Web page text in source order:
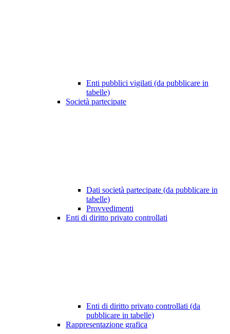
Enti pubblici vigilati (da pubblicare in
tabelle)
Società partecipate
Dati società partecipate (da pubblicare in
tabelle)
Provvedimenti
Enti di diritto privato controllati
Enti di diritto privato controllati (da
pubblicare in tabelle)
Rappresentazione grafica